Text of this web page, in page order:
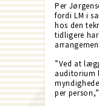
Per
fordi LM i
hos den
tidligere
”Ved at
auditorium
per